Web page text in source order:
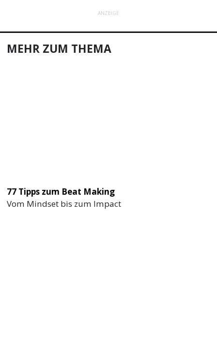
ANZEIGE
MEHR ZUM THEMA
77 Tipps zum Beat Making
Vom Mindset bis zum Impact